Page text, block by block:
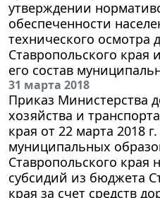
утверждении
обеспеченности
технического осмотра
Ставропольского края
его состав
31 марта 2018
Приказ Министерства
хозяйства и
края от 22 марта 2018
муниципальных
Ставропольского края
субсидий из бюджета
края за счет средств